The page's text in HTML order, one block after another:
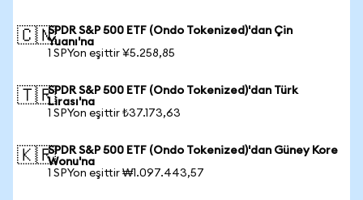
🇨🇳SPDR S&P 500 ETF (Ondo Tokenized)'dan Çin
Yuanı'na
1 SPYon eşittir ¥5.258,85
🇹🇷SPDR S&P 500 ETF (Ondo Tokenized)'dan Türk
Lirası'na
1 SPYon eşittir ₺37.173,63
🇰🇷SPDR S&P 500 ETF (Ondo Tokenized)'dan Güney Kore
Wonu'na
1 SPYon eşittir ₩1.097.443,57